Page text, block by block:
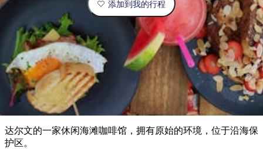
内
陆
和
户
外
活
动
者
型
精
选
榜
单
规
划
您
订
实
用
信
息
添加到我的行程
达尔文的一家休闲海滩咖啡馆，拥有原始的环境，位于沿海保
护区。